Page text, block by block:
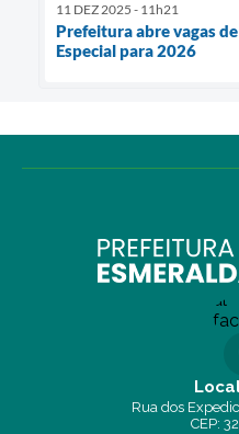
11 DEZ 2025 - 11h21
Prefeitura abre vagas
Especial para 2026
Rua dos
CEP: